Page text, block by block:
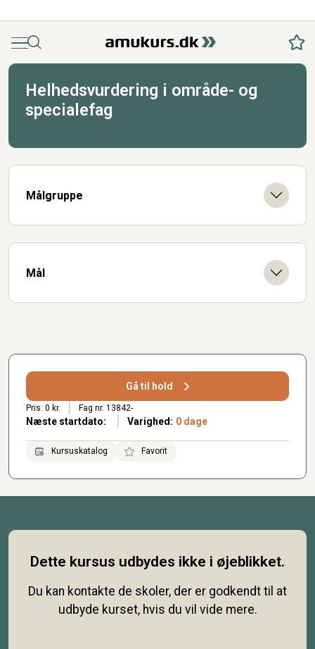
MenuSøg
Helhedsvurdering i område- og
specialefag
Målgruppe
Mål
Gå til hold
Pris: 0 kr. Fag nr. 13842-
Næste startdato: Varighed: 0 dage
Kursuskatalog Favorit
Dette kursus udbydes ikke i øjeblikket.
Du kan kontakte de skoler, der er godkendt til at
udbyde kurset, hvis du vil vide mere.